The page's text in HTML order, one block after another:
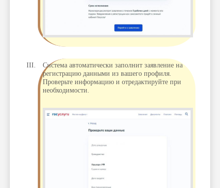
Система автоматически заполнит заявление на
регистрацию данными из вашего профиля.
Проверьте информацию и отредактируйте при
необходимости.